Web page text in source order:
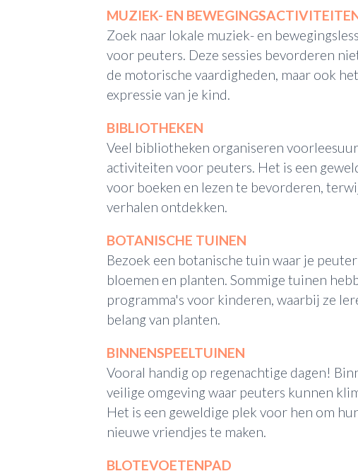
MUZIEK- EN
Zoek naar lokale muziek- en
voor peuters. Deze sessies bevorderen
de motorische vaardigheden, maar ook
expressie van je kind.
BIBLIOTHEKEN
Veel bibliotheken organiseren
activiteiten voor peuters. Het is een
voor boeken en lezen te bevorderen,
verhalen ontdekken.
BOTANISCHE TUINEN
Bezoek een botanische tuin waar je
bloemen en planten. Sommige tuinen
programma's voor kinderen, waarbij ze
belang van planten.
BINNENSPEELTUINEN
Vooral handig op regenachtige dagen!
veilige omgeving waar peuters kunnen
Het is een geweldige plek voor hen om
nieuwe vriendjes te maken.
BLOTEVOETENPAD